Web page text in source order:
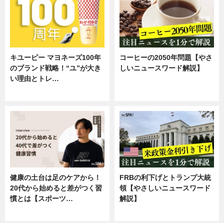
キユーピー マヨネーズ100年
のブランド戦略！“ユ”が大き
い理由とトレ…
コーヒーの2050年問題【やさ
しいニュースワード解説】
健康の土台は足のケアから！
20代から始めると差がつく習
慣とは【スポーツ…
FRBの利下げとトランプ大統
領【やさしいニュースワード
解説】